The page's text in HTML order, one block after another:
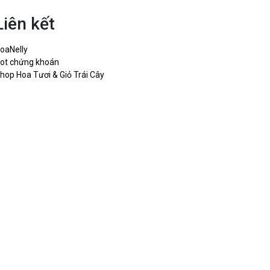
kết
chứng khoán
Hoa Tươi & Giỏ Trái Cây